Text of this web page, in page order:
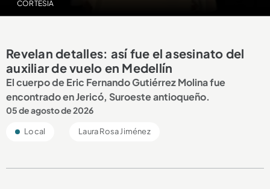
CORTESÍA
Revelan detalles: así fue el asesinato del
auxiliar de vuelo en Medellín
El cuerpo de Eric Fernando Gutiérrez Molina fue
encontrado en Jericó, Suroeste antioqueño.
05 de agosto de 2026
Local Laura Rosa Jiménez